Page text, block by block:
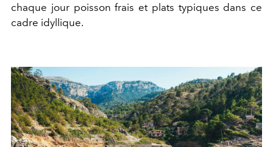
chaque jour poisson frais et plats typiques dans ce
cadre idyllique.